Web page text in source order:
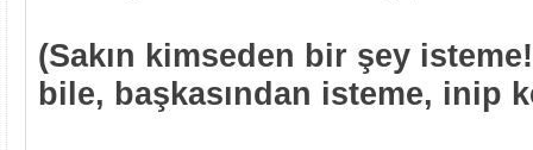
(Sakın kimseden bir şey
bile, başkasından isteme, inip